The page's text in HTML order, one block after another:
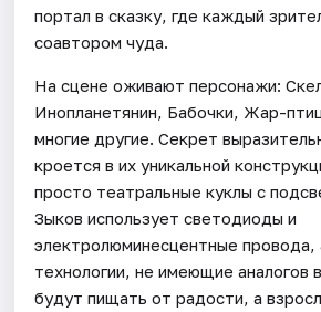
портал в сказку, где каждый
соавтором чуда.
На сцене оживают персонажи:
Инопланетянин, Бабочки, Жар-
многие другие. Секрет
кроется в их уникальной
просто театральные куклы с
Зыков использует светодиоды и
электролюминесцентные провода,
технологии, не имеющие аналогов
будут пищать от радости, а